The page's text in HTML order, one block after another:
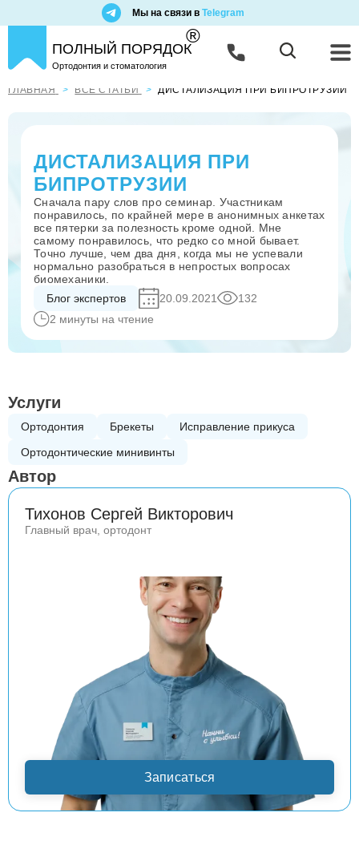
Мы на связи в Telegram
ПОЛНЫЙ ПОРЯДОК
®
Ортодонтия и стоматология
ГЛАВНАЯ ВСЕ СТАТЬИ ДИСТАЛИЗАЦИЯ ПРИ БИПРОТРУЗИИ
ДИСТАЛИЗАЦИЯ ПРИ
БИПРОТРУЗИИ
Сначала пару слов про семинар. Участникам
понравилось, по крайней мере в анонимных анкетах
все пятерки за полезность кроме одной. Мне
самому понравилось, что редко со мной бывает.
Точно лучше, чем два дня, когда мы не успевали
нормально разобраться в непростых вопросах
биомеханики.
Блог экспертов
20.09.2021
132
2 минуты на чтение
Услуги
Ортодонтия Брекеты
Исправление прикуса
Ортодонтические минивинты
Автор
Тихонов Сергей Викторович
Главный врач, ортодонт
Записаться